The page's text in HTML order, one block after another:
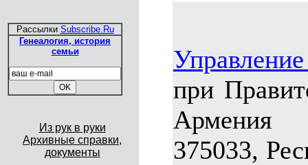
Рассылки Subscribe.Ru
Генеалогия, история
семьи
Из рук в руки
Архивные справки,
документы
при
Армения
375033,